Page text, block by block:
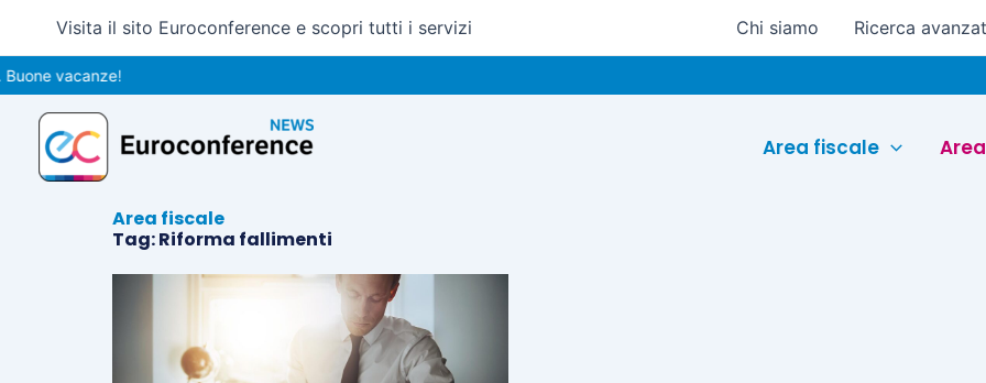
contenuto
Visita il sito Euroconference e scopri tutti i servizi Chi siamo Ricerca
vacanze!
Area fiscale
Area fiscale
Tag: Riforma fallimenti